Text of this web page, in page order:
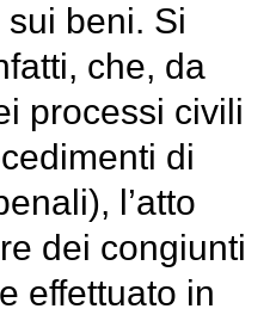
beni. Si
che, da
processi civili
di
l’atto
dei congiunti
effettuato in